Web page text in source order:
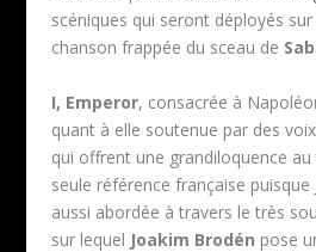
scéniques qui seront déployés
chanson frappée du sceau de
I, Emperor, consacrée à
quant à elle soutenue par des
qui offrent une grandiloquence au
seule référence française puisque
aussi abordée à travers le très
sur lequel Joakim Brodén pose